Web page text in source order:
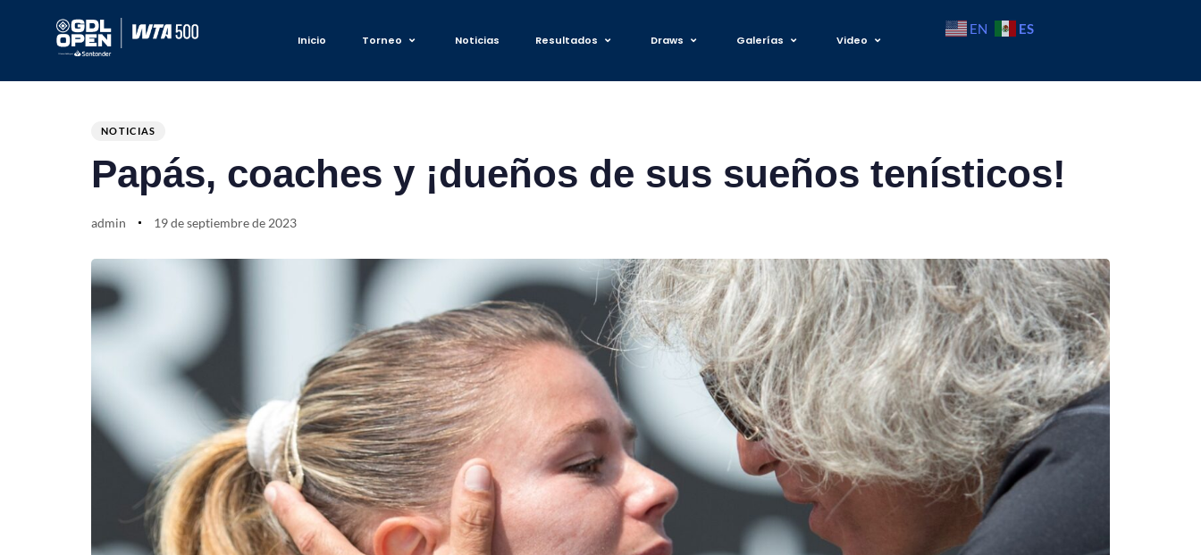
Inicio Torneo Noticias Resultados Draws Galerías Video
EN ES
NOTICIAS
Papás, coaches y ¡dueños de sus sueños tenísticos!
admin 19 de septiembre de 2023